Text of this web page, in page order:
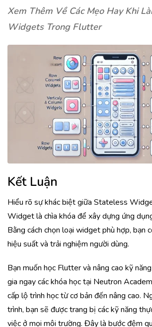
Xem Thêm Về Các Mẹo Hay Khi
Widgets Trong Flutter
Kết Luận
Hiểu rõ sự khác biệt giữa Stateless
Widget là chìa khóa để xây dựng ứng
Bằng cách chọn loại widget phù hợp, bạn
hiệu suất và trải nghiệm người dùng.
Bạn muốn học Flutter và nâng cao kỹ
gia ngay các khóa học tại Neutron
cấp lộ trình học từ cơ bản đến nâng cao.
trình, bạn sẽ được trang bị các kỹ năng
việc ở mọi môi trường. Đây là bước đệm